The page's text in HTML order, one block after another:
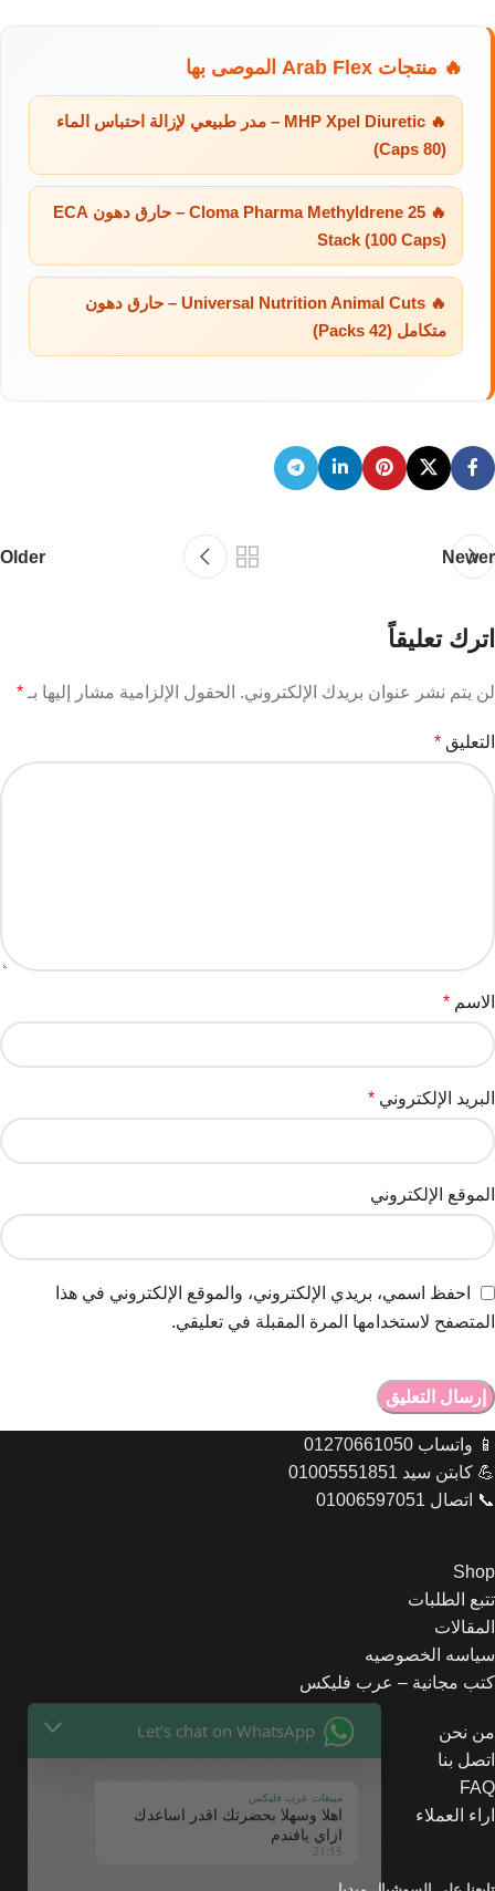
🔥 منتجات Arab Flex الموصى بها
🔥 MHP Xpel Diuretic – مدر طبيعي لإزالة احتباس الماء
(80 Caps)
🔥 Cloma Pharma Methyldrene 25 – حارق دهون ECA
Stack (100 Caps)
🔥 Universal Nutrition Animal Cuts – حارق دهون
متكامل (42 Packs)
Newer
Older
اترك تعليقاً
لن يتم نشر عنوان بريدك الإلكتروني. الحقول الإلزامية مشار إليها بـ *
التعليق *
الاسم *
البريد الإلكتروني *
الموقع الإلكتروني
احفظ اسمي، بريدي الإلكتروني، والموقع الإلكتروني في هذا
المتصفح لاستخدامها المرة المقبلة في تعليقي.
📱 واتساب 01270661050
💪 كابتن سيد 01005551851
📞 اتصال 01006597051
Shop
تتبع الطلبات
المقالات
سياسه الخصوصيه
كتب مجانية – عرب فليكس
من نحن
اتصل بنا
FAQ
اراء العملاء
مبيعات عرب فليكس
اهلا وسهلا بحضرتك اقدر اساعدك
ازاي يافندم